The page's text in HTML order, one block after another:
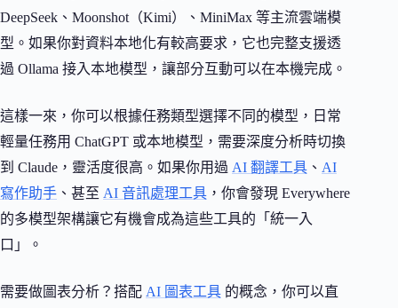
DeepSeek、Moonshot（Kimi）、MiniMax 等主流雲端模
型。如果你對資料本地化有較高要求，它也完整支援透
過 Ollama 接入本地模型，讓部分互動可以在本機完成。
這樣一來，你可以根據任務類型選擇不同的模型，日常
輕量任務用 ChatGPT 或本地模型，需要深度分析時切換
到 Claude，靈活度很高。如果你用過 AI 翻譯工具 、 AI
寫作助手 、甚至 AI 音訊處理工具 ，你會發現 Everywhere
的多模型架構讓它有機會成為這些工具的「統一入
口」。
需要做圖表分析？搭配 AI 圖表工具 的概念，你可以直